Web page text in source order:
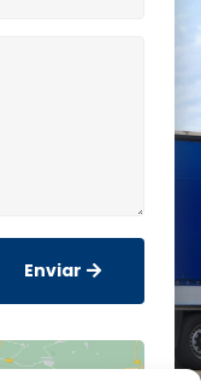
Enviar